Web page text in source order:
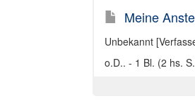
Meine
Unbekannt
o.D.. - 1 Bl. (2 hs.